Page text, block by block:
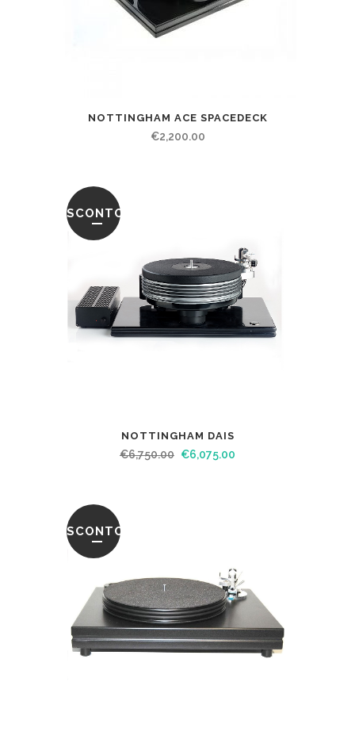
NOTTINGHAM ACE SPACEDECK
€2,200.00
SCONTO
NOTTINGHAM DAIS
€6,750.00 €6,075.00
SCONTO